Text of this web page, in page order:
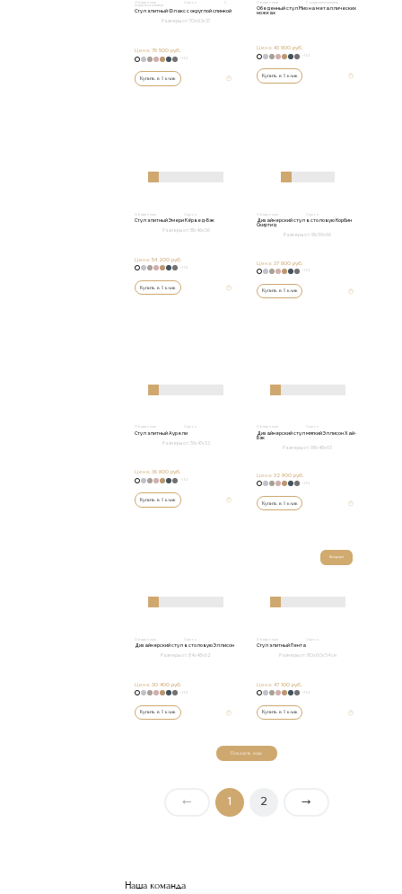
Обеденные Стулья
подлокотниками
Стул элитный Флакс с округлой спинкой
Размеры от: 70х63х57
Цена: 78 500 руб.
+152
Купить в 1 клик
Обеденные С подлокотниками
Обеденный стул Мио на металлических
ножках
Цена:43 900 руб.
+152
Купить в 1 клик
Обеденные Стулья
Стул элитный Эмери Кёрвед-Бэк
Размеры от: 81х46х56
Цена: 54 200 руб.
+152
Купить в 1 клик
Обеденные Стулья
Дизайнерский стул в столовую Корбин
Скиртид
Размеры от: 91x59x66
Цена:37 800 руб.
Купить в 1 клик
Обеденные Стулья
Стул элитный Аурели
Размеры от: 79x47x53
Цена: 36 800 руб.
+152
Купить в 1 клик
Обеденные Стулья
Дизайнерский стул мягкий Эллисон Хай-
Бэк
Размеры от: 98x48x65
Цена:32 900 руб.
+152
Купить в 1 клик
Обеденные Стулья
Дизайнерский стул в столовую Эллисон
Размеры от: 84x48x62
Цена: 30 400 руб.
+152
Купить в 1 клик
Шоурум
Обеденные Стулья
Стул элитный Пента
Размеры от: 80х60х54 см
Цена:47 100 руб.
+152
Купить в 1 клик
Показать еще
← 1 2 →
Наша команда